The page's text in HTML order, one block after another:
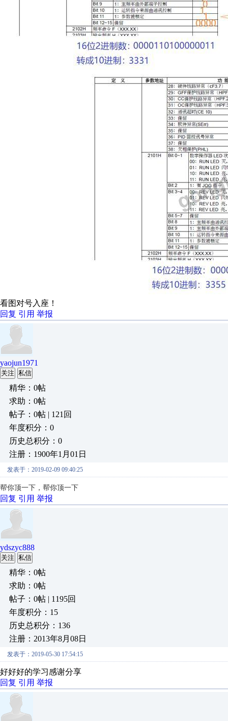
看图对号入座！
回复 引用 举报
yaojun1971
关注 私信
精华：0帖
求助：0帖
帖子：0帖 | 121回
年度积分：0
历史总积分：0
注册：1900年1月01日
发表于：2019-02-09 09:40:25
帮你顶一下，帮你顶一下
回复 引用 举报
ydszyc888
关注 私信
精华：0帖
求助：0帖
帖子：0帖 | 1195回
年度积分：15
历史总积分：136
注册：2013年8月08日
发表于：2019-05-30 17:54:15
好好好的学习感谢分享
回复 引用 举报